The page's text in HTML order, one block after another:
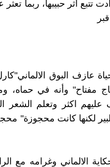
تتبع اثر حبيبها، ربما
عازف البوق
مفتاح" وأنه في حماه،
عليهم اكثر وتعلم الشعر
لكنها كانت محجوزة"
الالماني وغرامه مع